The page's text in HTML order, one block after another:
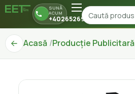
SUNĂ
ACUM
+40265269150
Acasă Producție Publicitară